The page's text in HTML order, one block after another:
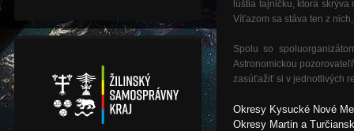
lúštia tajničku, ktorá
Víťazom sa stáva ten z
Spolu so
Astronomickou
zasúťažiť si v jednotlivých
Okresy Kysucké Nové
Okresy Martin a